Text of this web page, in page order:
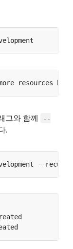
resources by
그와 함께
--
.